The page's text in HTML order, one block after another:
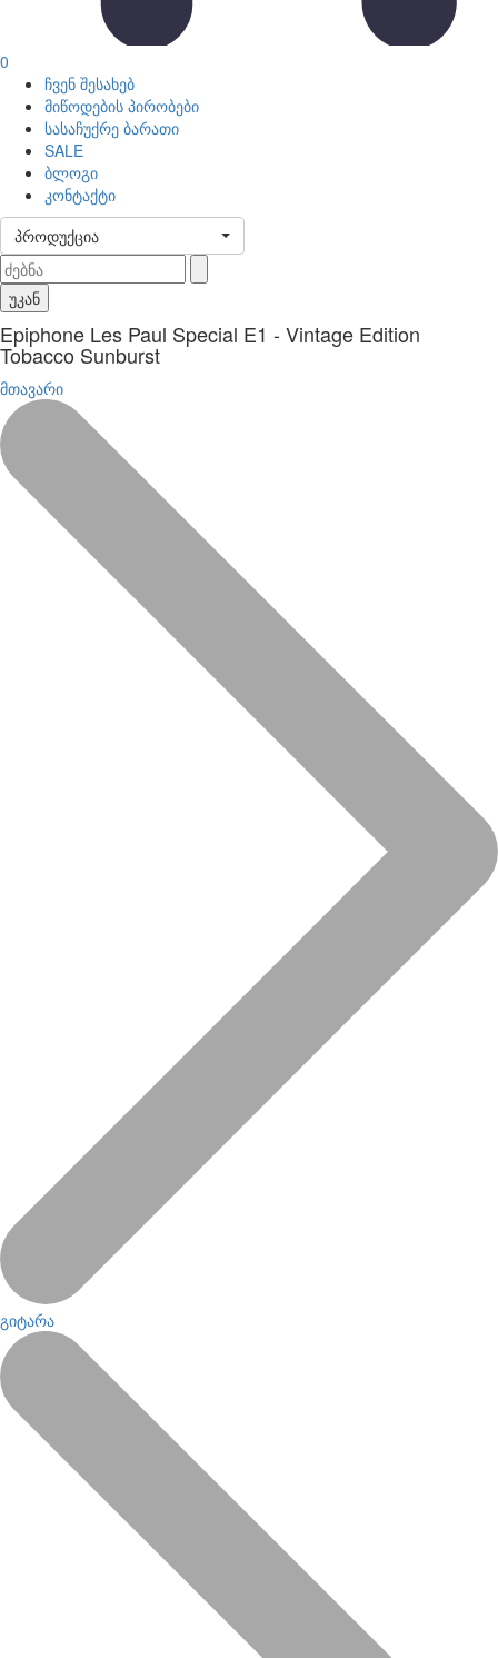
0
ჩვენ შესახებ
მიწოდების პირობები
სასაჩუქრე ბარათი
SALE
ბლოგი
კონტაქტი
პროდუქცია
უკან
Epiphone Les Paul Special E1 - Vintage Edition
Tobacco Sunburst
მთავარი
გიტარა